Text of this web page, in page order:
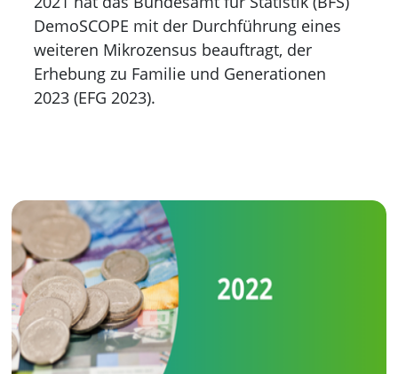
DemoSCOPE mit der Durchführung eines
weiteren Mikrozensus beauftragt, der
Erhebung zu Familie und Generationen
2023 (EFG 2023).